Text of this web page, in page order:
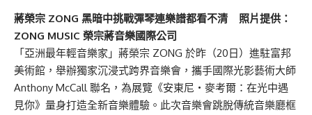
蔣榮宗 ZONG 黑暗中挑戰彈琴連樂譜都看不清 照片提供：
ZONG MUSIC 榮宗蔣音樂國際公司
「亞洲最年輕音樂家」蔣榮宗 ZONG 於昨（20日）進駐富邦
美術館，舉辦獨家沉浸式跨界音樂會，攜手國際光影藝術大師
Anthony McCall 聯名，為展覽《安東尼・麥考爾：在光中遇
見你》量身打造全新音樂體驗。此次音樂會跳脫傳統音樂廳框